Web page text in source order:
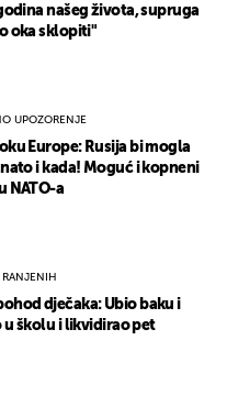
našeg života, supruga
oka sklopiti"
UPOZORENJE
Europe: Rusija bi mogla
i kada! Moguć i kopneni
NATO-a
dječaka: Ubio baku i
u školu i likvidirao pet